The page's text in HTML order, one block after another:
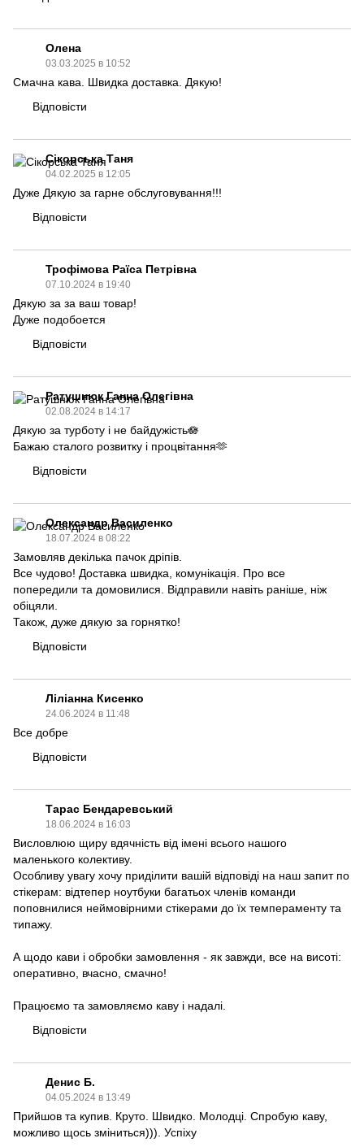
Олена
03.03.2025 в 10:52
Смачна кава. Швидка доставка. Дякую!
Відповісти
Сікорська Таня
04.02.2025 в 12:05
Дуже Дякую за гарне обслуговування!!!
Відповісти
Трофімова Раїса Петрівна
07.10.2024 в 19:40
Дякую за за ваш товар!
Дуже подобоется
Відповісти
Ратушнюк Ганна Олегівна
02.08.2024 в 14:17
Дякую за турботу і не байдужість🪷
Бажаю сталого розвитку і процвітання🫶
Відповісти
Олександр Василенко
18.07.2024 в 08:22
Замовляв декілька пачок дріпів.
Все чудово! Доставка швидка, комунікація. Про все
попередили та домовилися. Відправили навіть раніше, ніж
обіцяли.
Також, дуже дякую за горнятко!
Відповісти
Ліліанна Кисенко
24.06.2024 в 11:48
Все добре
Відповісти
Тарас Бендаревський
18.06.2024 в 16:03
Висловлюю щиру вдячність від імені всього нашого
маленького колективу.
Особливу увагу хочу приділити вашій відповіді на наш запит по
стікерам: відтепер ноутбуки багатьох членів команди
поповнилися неймовірними стікерами до їх темпераменту та
типажу.
А щодо кави і обробки замовлення - як завжди, все на висоті:
оперативно, вчасно, смачно!
Працюємо та замовляємо каву і надалі.
Відповісти
Денис Б.
04.05.2024 в 13:49
Прийшов та купив. Круто. Швидко. Молодці. Спробую каву,
можливо щось зміниться))). Успіху